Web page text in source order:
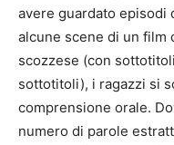
avere guardato episodi
alcune scene di un film
scozzese (con
sottotitoli), i ragazzi si
comprensione orale.
numero di parole